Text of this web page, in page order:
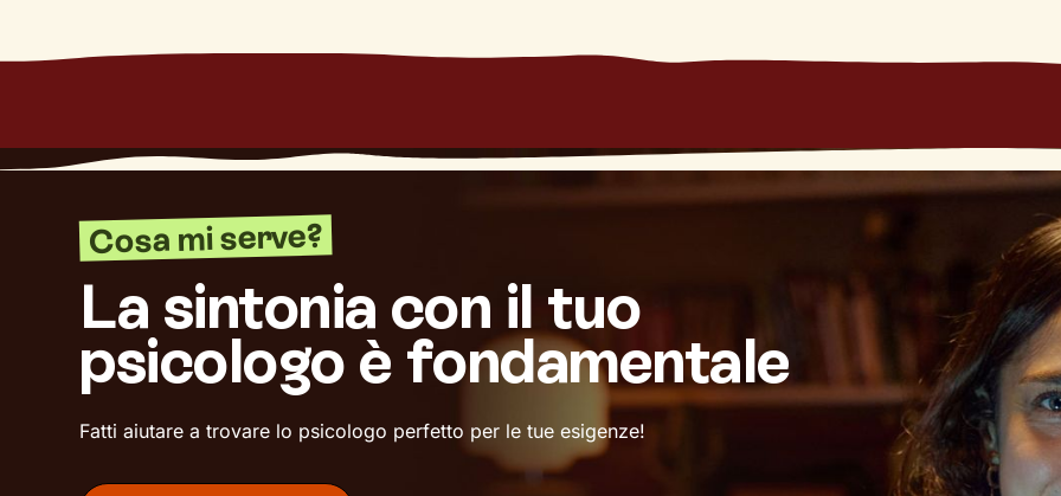
Cosa mi serve?
La sintonia con il tuo
psicologo è fondamentale
Fatti aiutare a trovare lo psicologo perfetto per le tue esigenze!